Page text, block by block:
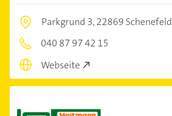
Parkgrund 3,22869 Schenefeld
040 87 97 42 15
Webseite